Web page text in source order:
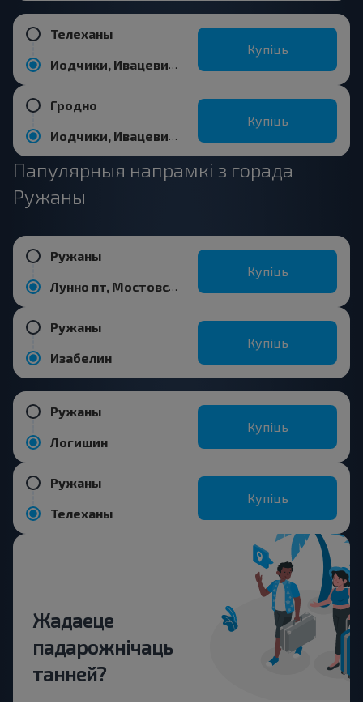
Телеханы
Иодчики, Ивацевичский р-н БРЕСТСКАЯ ОБЛ.
Купіць
Гродно
Иодчики, Ивацевичский р-н БРЕСТСКАЯ ОБЛ.
Купіць
Папулярныя напрамкі з горада
Ружаны
Ружаны
Лунно пт, Мостовский р-н ГРОДНЕНСКАЯ ОБЛ.
Купіць
Ружаны
Изабелин
Купіць
Ружаны
Логишин
Купіць
Ружаны
Телеханы
Купіць
Жадаеце
падарожнічаць
танней?